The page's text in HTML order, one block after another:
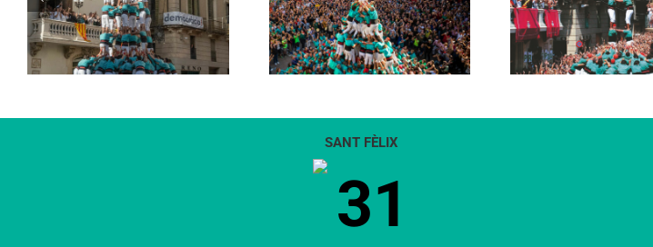
Pilar de 9 amb folre,
manilles i puntals
Torre de 9 amb folre 4
SANT FÈLIX
31